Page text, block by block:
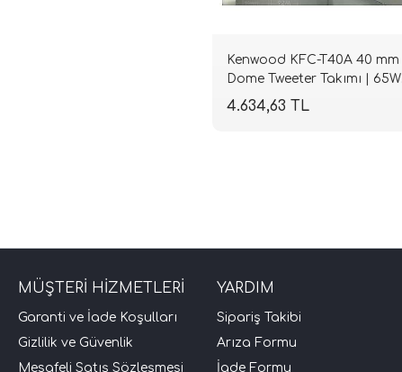
Kenwood KFC-T40A 40 mm
Dome Tweeter Takımı | 65W
RMS / 280W Peak | SPLHIFI
4.634,63 TL
MÜŞTERİ HİZMETLERİ
Garanti ve İade Koşulları
Gizlilik ve Güvenlik
Mesafeli Satış Sözleşmesi
YARDIM
Sipariş Takibi
Arıza Formu
İade Formu